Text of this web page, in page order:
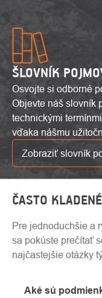
ŠLOVNÍK
Osvojte si odborné
Objevte náš slovník
technickými
vďaka nášmu
Zobraziť slovník
ČASTO
Pre jednoduchšie a
sa pokúste prečítať
najčastejšie otázky
Aké sú